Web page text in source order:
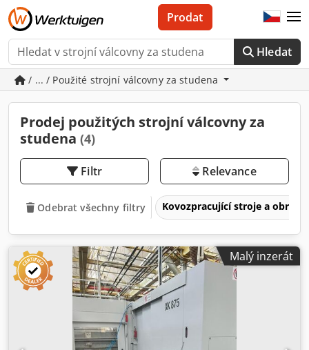
Hledat
Prodat
/ ... / Použité strojní válcovny za studena
Prodej použitých strojní válcovny za
studena (4)
Filtr Relevance
Odebrat všechny filtry Kovozpracující stroje a
Malý inzerát